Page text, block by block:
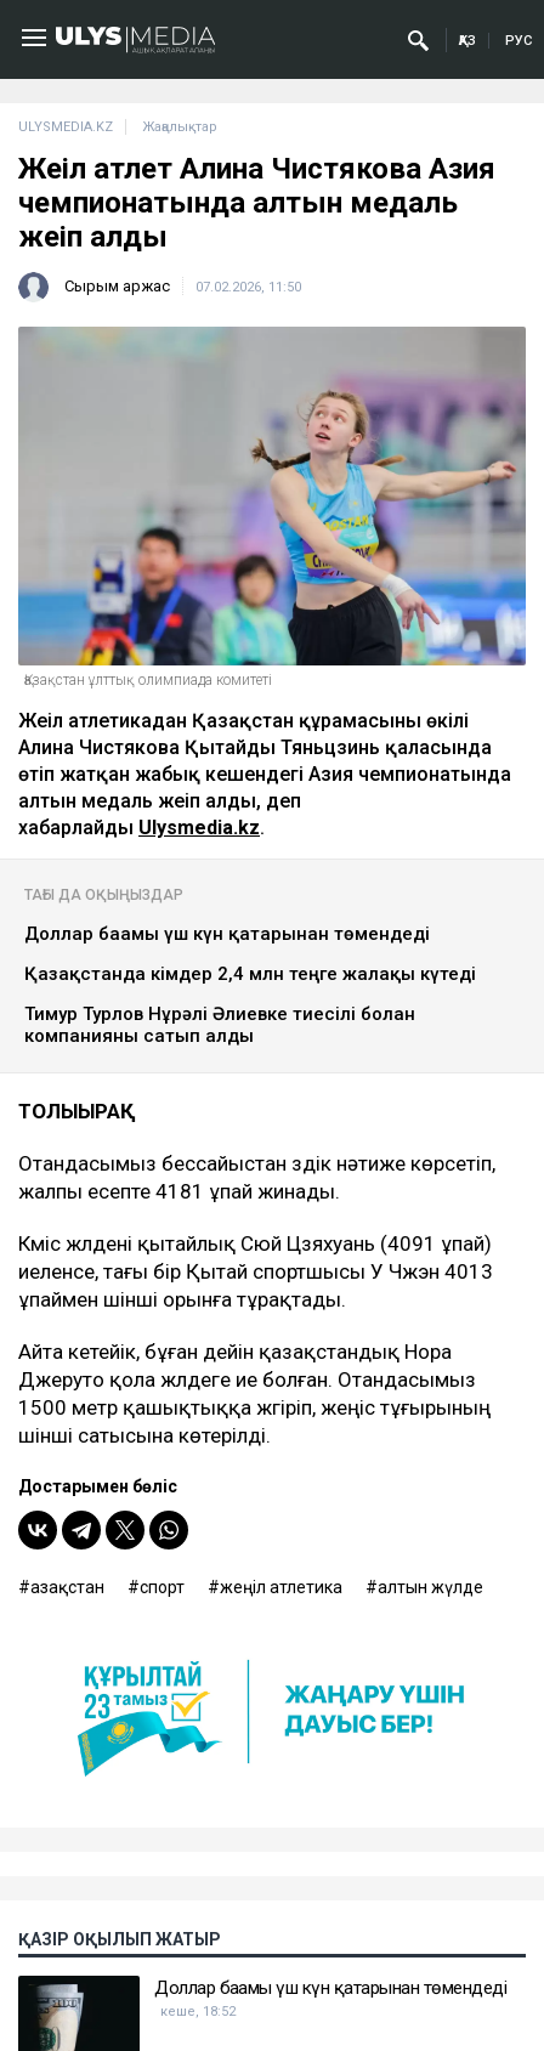
ҚАЗ РУС
ULYSMEDIA.KZ Жаңалықтар
Жеңіл атлет Алина Чистякова Азия
чемпионатында алтын медаль
жеңіп алды
Сырым Қаржас 07.02.2026, 11:50
Қазақстан ұлттық олимпиада комитеті
Жеңіл атлетикадан Қазақстан құрамасының өкілі
Алина Чистякова Қытайдың Тяньцзинь қаласында
өтіп жатқан жабық кешендегі Азия чемпионатында
алтын медаль жеңіп алды, деп
хабарлайды Ulysmedia.kz.
ТАҒЫ ДА ОҚЫҢЫЗДАР
Доллар бағамы үш күн қатарынан төмендеді
Қазақстанда кімдер 2,4 млн теңге жалақы күтеді
Тимур Турлов Нұрәлі Әлиевке тиесілі болған
компанияны сатып алды
ТОЛЫҒЫРАҚ
Отандасымыз бессайыстан үздік нәтиже көрсетіп,
жалпы есепте 4181 ұпай жинады.
Күміс жүлдені қытайлық Сюй Цзяхуань (4091 ұпай)
иеленсе, тағы бір Қытай спортшысы У Чжэн 4013
ұпаймен үшінші орынға тұрақтады.
Айта кетейік, бұған дейін қазақстандық Нора
Джеруто қола жүлдеге ие болған. Отандасымыз
1500 метр қашықтыққа жүгіріп, жеңіс тұғырының
үшінші сатысына көтерілді.
Достарыңмен бөліс
Қазақстан спорт жеңіл атлетика алтын жүлде
ҚАЗІР ОҚЫЛЫП ЖАТЫР
Доллар бағамы үш күн қатарынан төмендеді
кеше, 18:52